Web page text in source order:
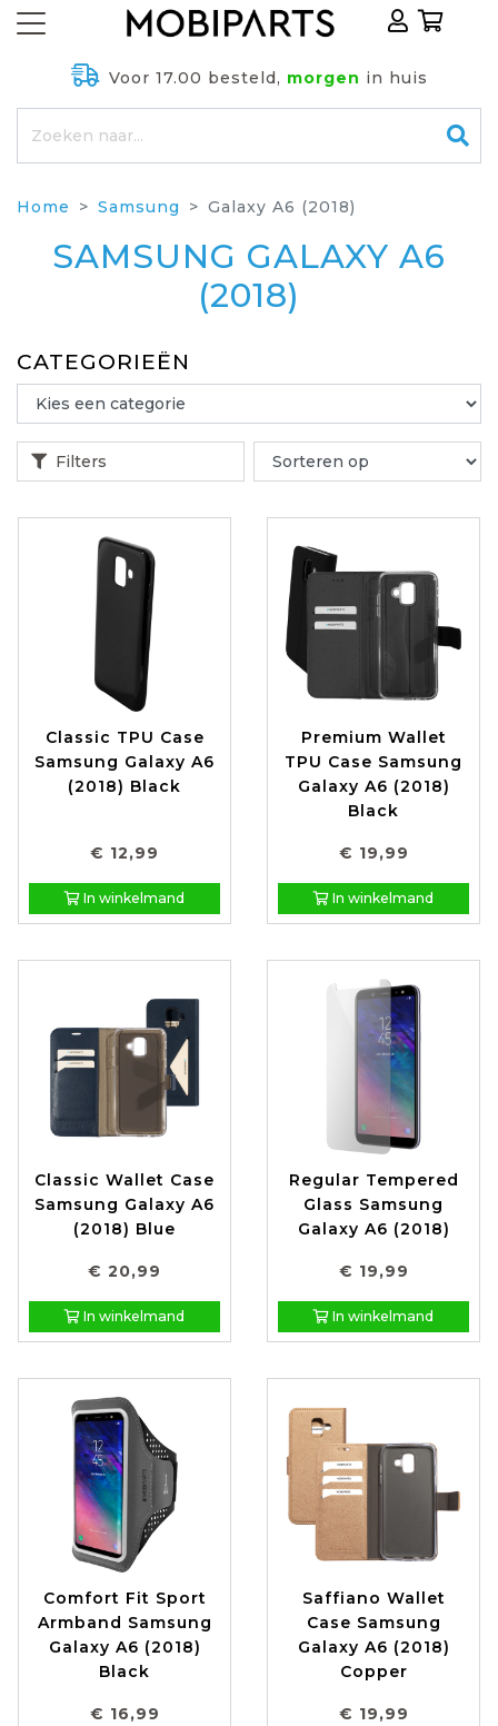
Voor 17.00 besteld, morgen in huis
Home Samsung Galaxy A6 (2018)
SAMSUNG GALAXY A6
(2018)
CATEGORIEËN
Filters
Classic TPU Case
Samsung Galaxy A6
(2018) Black
€ 12,99
In winkelmand
Premium Wallet
TPU Case Samsung
Galaxy A6 (2018)
Black
€ 19,99
In winkelmand
Classic Wallet Case
Samsung Galaxy A6
(2018) Blue
€ 20,99
In winkelmand
Regular Tempered
Glass Samsung
Galaxy A6 (2018)
€ 19,99
In winkelmand
Comfort Fit Sport
Armband Samsung
Galaxy A6 (2018)
Black
€ 16,99
Saffiano Wallet
Case Samsung
Galaxy A6 (2018)
Copper
€ 19,99